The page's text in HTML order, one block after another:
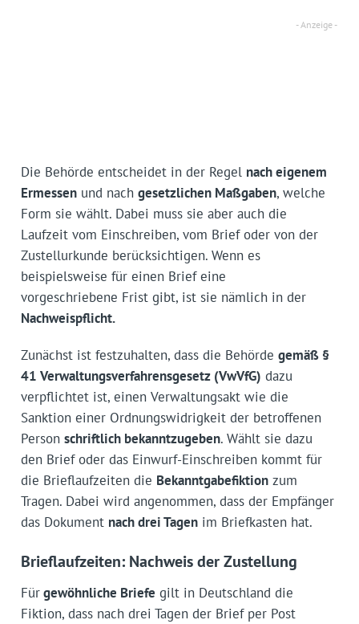
Die Behörde entscheidet in der Regel nach eigenem
Ermessenund nach gesetzlichen Maßgaben, welche
Form sie wählt. Dabei muss sie aber auch die
Laufzeit vom Einschreiben, vom Brief oder von der
Zustellurkunde berücksichtigen. Wenn es
beispielsweise für einen Brief eine
vorgeschriebene Frist gibt, ist sie nämlich in der
Nachweispflicht.
Zunächst ist festzuhalten, dass die Behörde gemäß §
41 Verwaltungsverfahrensgesetz (VwVfG) dazu
verpflichtet ist, einen Verwaltungsakt wie die
Sanktion einer Ordnungswidrigkeit der betroffenen
Person schriftlich bekanntzugeben. Wählt sie dazu
den Brief oder das Einwurf-Einschreiben kommt für
die Brieflaufzeiten die Bekanntgabefiktionzum
Tragen. Dabei wird angenommen, dass der Empfänger
das Dokument nach drei Tagenim Briefkasten hat.
Brieflaufzeiten: Nachweis der Zustellung
Fürgewöhnliche Briefe gilt in Deutschland die
Fiktion, dass nach drei Tagen der Brief per Post